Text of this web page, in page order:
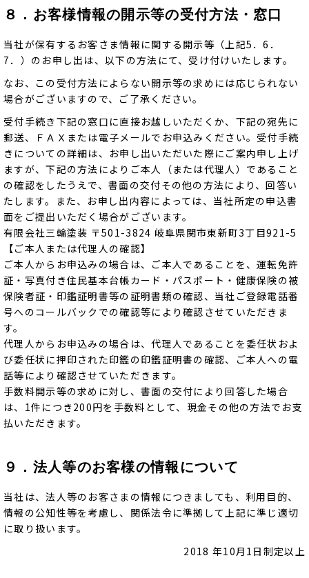
８．お客様情報の開示等の受付方法・窓口
当社が保有するお客さま情報に関する開示等（上記5．6．
7．）のお申し出は、以下の方法にて、受け付けいたします。
なお、この受付方法によらない開示等の求めには応じられない
場合がございますので、ご了承ください。
受付手続き下記の窓口に直接お越しいただくか、下記の宛先に
郵送、ＦＡＸまたは電子メールでお申込みください。受付手続
きについての詳細は、お申し出いただいた際にご案内申し上げ
ますが、下記の方法によりご本人（または代理人）であること
の確認をしたうえで、書面の交付その他の方法により、回答い
たします。また、お申し出内容によっては、当社所定の申込書
面をご提出いただく場合がございます。
有限会社三輪塗装 〒501-3824 岐阜県関市東新町3丁目921-5
【ご本人または代理人の確認】
ご本人からお申込みの場合は、ご本人であることを、運転免許
証・写真付き住民基本台帳カード・パスポート・健康保険の被
保険者証・印鑑証明書等の証明書類の確認、当社ご登録電話番
号へのコールバックでの確認等により確認させていただきま
す。
代理人からお申込みの場合は、代理人であることを委任状およ
び委任状に押印された印鑑の印鑑証明書の確認、ご本人への電
話等により確認させていただきます。
手数料開示等の求めに対し、書面の交付により回答した場合
は、1件につき200円を手数料として、現金その他の方法でお支
払いただきます。
９．法人等のお客様の情報について
当社は、法人等のお客さまの情報につきましても、利用目的、
情報の公知性等を考慮し、関係法令に準拠して上記に準じ適切
に取り扱います。
2018 年10月1日制定以上